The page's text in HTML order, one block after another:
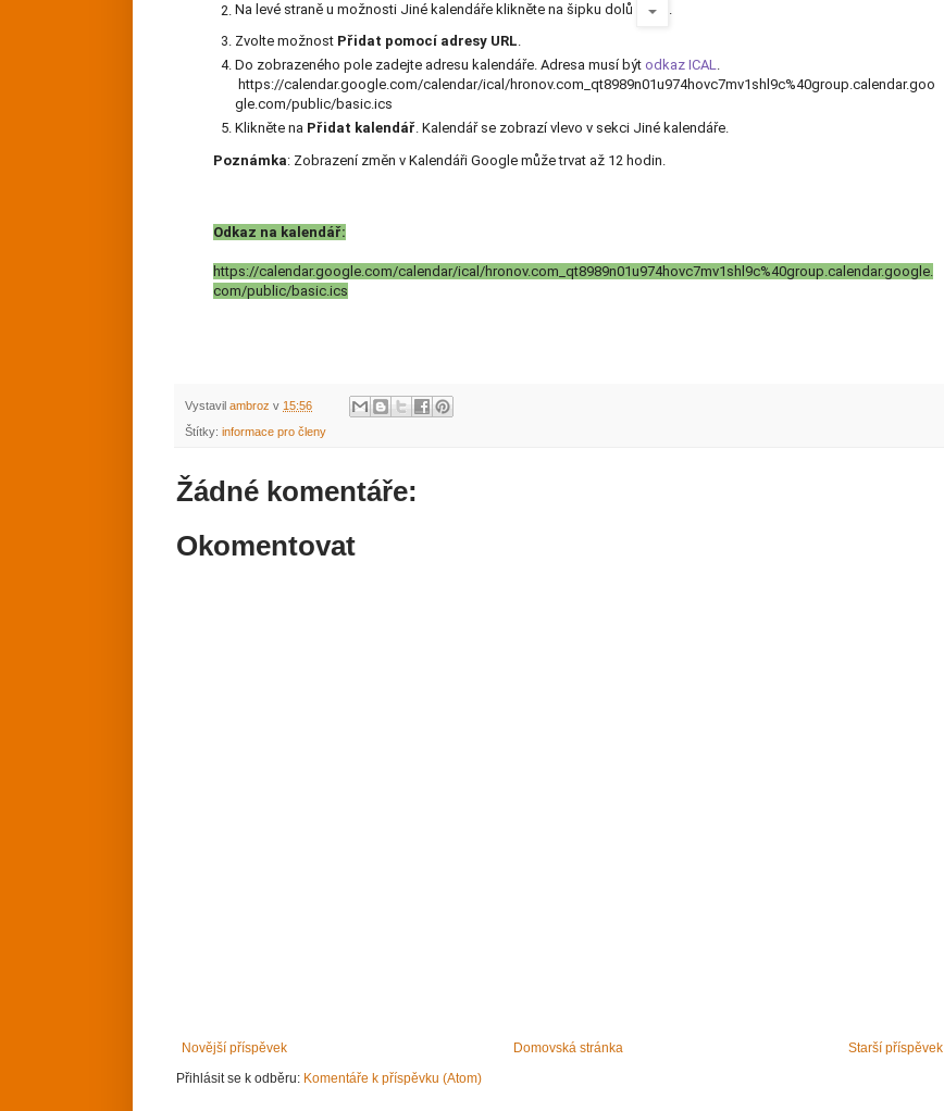
Na levé straně u možnosti Jiné kalendáře klikněte na šipku dolů
.
Zvolte možnost Přidat pomocí adresy URL.
Do zobrazeného pole zadejte adresu kalendáře. Adresa musí být odkaz ICAL.
https://calendar.google.com/calendar/ical/hronov.com_qt8989n01u974hovc7mv1shl9c%40group.calendar.goo
gle.com/public/basic.ics
Klikněte na Přidat kalendář. Kalendář se zobrazí vlevo v sekci Jiné kalendáře.
Poznámka: Zobrazení změn v Kalendáři Google může trvat až 12 hodin.
Odkaz na kalendář:
https://calendar.google.com/calendar/ical/hronov.com_qt8989n01u974hovc7mv1shl9c%40group.calendar.google.
com/public/basic.ics
Vystavil ambroz v 15:56
Štítky: informace pro členy
Žádné komentáře:
Okomentovat
Novější příspěvek Starší příspěvek
Domovská stránka
Přihlásit se k odběru: Komentáře k příspěvku (Atom)